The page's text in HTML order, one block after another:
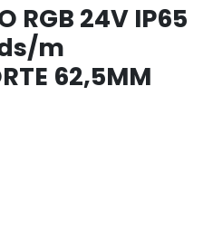
RGB 24V IP65
m
62,5MM